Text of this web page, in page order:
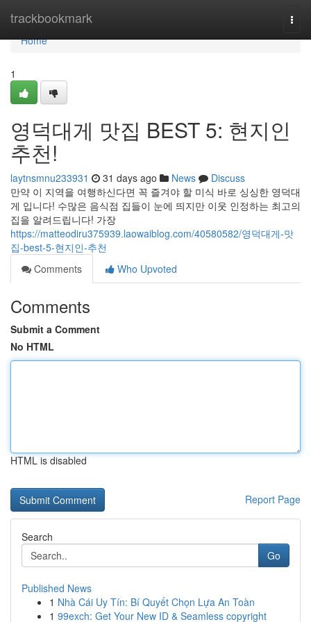
trackbookmark
Home
Home
1
영덕대게 맛집 BEST 5: 현지인
추천!
laytnsmnu233931 31 days ago News
Discuss
만약 이 지역을 여행하신다면 꼭 즐겨야 할 미식 바로 싱싱한 영덕대
게 입니다! 수많은 음식점 집들이 눈에 띄지만 이웃 인정하는 최고의
집을 알려드립니다! 가장
https://matteodiru375939.laowaiblog.com/40580582/영덕대게-맛
집-best-5-현지인-추천
Comments
Who Upvoted
Comments
Submit a Comment
No HTML
HTML is disabled
Report Page
Search
Go
Published News
1 Nhà Cái Uy Tín: Bí Quyết Chọn Lựa An Toàn
1 99exch: Get Your New ID & Seamless copyright